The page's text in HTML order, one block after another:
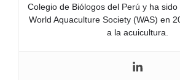
Colegio de Biólogos del Perú y ha
World Aquaculture Society (WAS) en
a la acuicultura.